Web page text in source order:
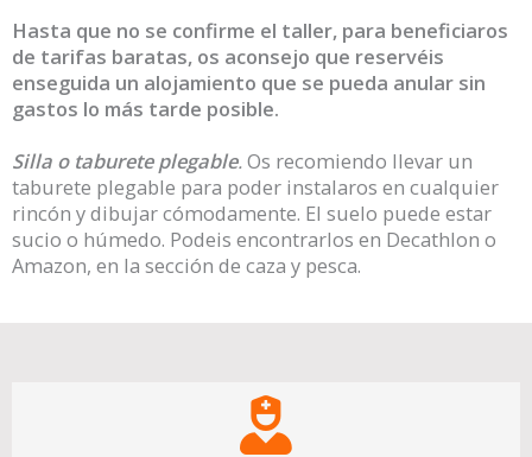
Hasta que no se confirme el taller, para beneficiaros
de tarifas baratas, os aconsejo que reservéis
enseguida un alojamiento que se pueda anular sin
gastos lo más tarde posible.
Silla o taburete plegable.Os recomiendo llevar un
taburete plegable para poder instalaros en cualquier
rincón y dibujar cómodamente. El suelo puede estar
sucio o húmedo. Podeis encontrarlos en Decathlon o
Amazon, en la sección de caza y pesca.